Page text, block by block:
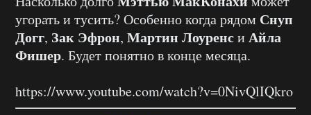
угорать и тусить? Особенно когда рядом Снуп
Догг, Зак Эфрон, Мартин Лоуренси Айла
Фишер. Будет понятно в конце месяца.
https://www.youtube.com/watch?v=0NivQlIQkro